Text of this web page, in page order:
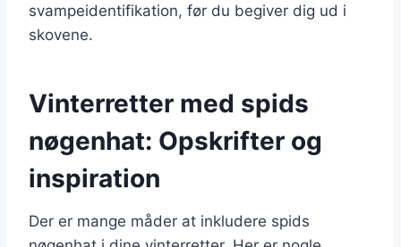
svampeidentifikation, før du begiver dig ud i
skovene.
Vinterretter med spids
nøgenhat: Opskrifter og
inspiration
Der er mange måder at inkludere spids